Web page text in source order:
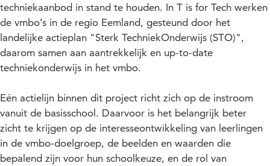
techniekaanbod in stand te houden. In T is for Tech werken
de vmbo’s in de regio Eemland, gesteund door het
landelijke actieplan "Sterk TechniekOnderwijs (STO)",
daarom samen aan aantrekkelijk en up-to-date
techniekonderwijs in het vmbo.
Eén actielijn binnen dit project richt zich op de instroom
vanuit de basisschool. Daarvoor is het belangrijk beter
zicht te krijgen op de interesseontwikkeling van leerlingen
in de vmbo-doelgroep, de beelden en waarden die
bepalend zijn voor hun schoolkeuze, en de rol van